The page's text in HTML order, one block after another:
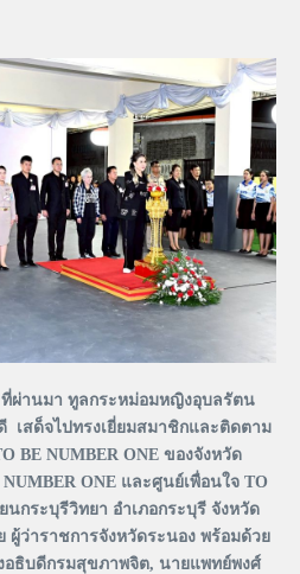
ที่ผ่านมา ทูลกระหม่อมหญิงอุบลรัตน
สด็จไปทรงเยี่ยมสมาชิกและติดตาม
BE NUMBER ONE ของจังหวัด
ONE และศูนย์เพื่อนใจ TO
นกระบุรีวิทยา อำเภอกระบุรี จังหวัด
ว่าราชการจังหวัดระนอง พร้อมด้วย
ธิบดีกรมสุขภาพจิต, นายแพทย์พงศ์